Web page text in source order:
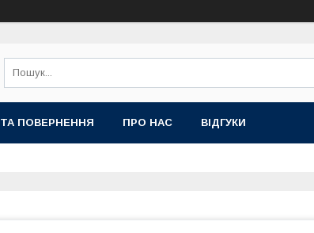
ПОВЕРНЕННЯ ПРО НАС ВІДГУКИ